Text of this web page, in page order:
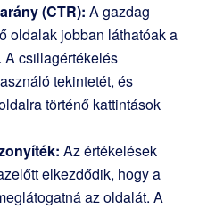
(CTR): A gazdag
oldalak jobban láthatóak a
A csillagértékelés
tekintetét, és
történő kattintások
Az értékelések
elkezdődik, hogy a
az oldalát. A